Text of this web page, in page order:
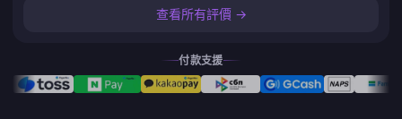
查看所有評價 →
付款支援